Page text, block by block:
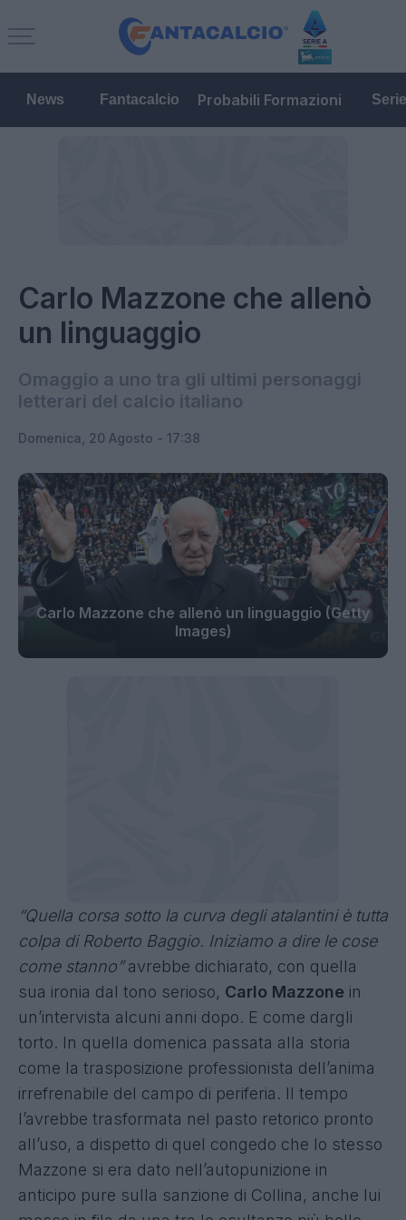
News Fantacalcio Probabili Formazioni
Carlo Mazzone che allenò
un linguaggio
Omaggio a uno tra gli ultimi personaggi
letterari del calcio italiano
Domenica, 20 Agosto - 17:38
Carlo Mazzone che allenò un linguaggio (Getty
Images)
“Quella corsa sotto la curva degli atalantini è tutta
colpa di Roberto Baggio. Iniziamo a dire le cose
come stanno”avrebbe dichiarato, con quella
sua ironia dal tono serioso, Carlo Mazzone in
un’intervista alcuni anni dopo. E come dargli
torto. In quella domenica passata alla storia
come la trasposizione professionista dell’anima
irrefrenabile del campo di periferia. Il tempo
l’avrebbe trasformata nel pasto retorico pronto
all’uso, a dispetto di quel congedo che lo stesso
Mazzone si era dato nell’autopunizione in
anticipo pure sulla sanzione di Collina, anche lui